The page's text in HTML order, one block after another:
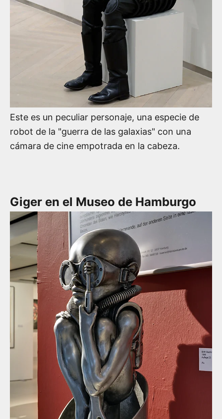
Este es un peculiar personaje, una especie de
robot de la "guerra de las galaxias" con una
cámara de cine empotrada en la cabeza.
Giger en el Museo de Hamburgo